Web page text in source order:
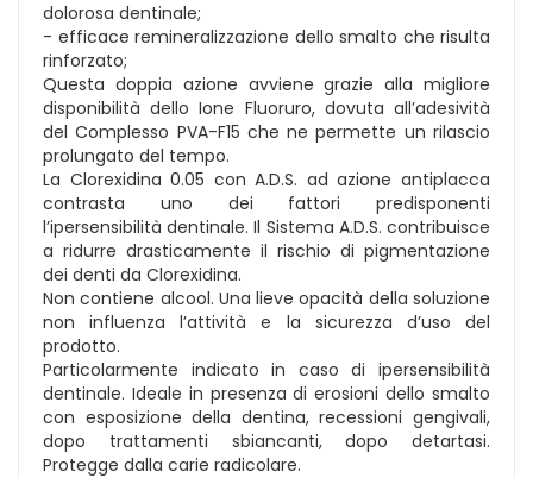
dolorosa dentinale;
- efficace remineralizzazione dello smalto che risulta
rinforzato;
Questa doppia azione avviene grazie alla migliore
disponibilità dello Ione Fluoruro, dovuta all’adesività
del Complesso PVA-F15 che ne permette un rilascio
prolungato del tempo.
La Clorexidina 0.05 con A.D.S. ad azione antiplacca
contrasta uno dei fattori predisponenti
l’ipersensibilità dentinale. Il Sistema A.D.S. contribuisce
a ridurre drasticamente il rischio di pigmentazione
dei denti da Clorexidina.
Non contiene alcool. Una lieve opacità della soluzione
non influenza l’attività e la sicurezza d’uso del
prodotto.
Particolarmente indicato in caso di ipersensibilità
dentinale. Ideale in presenza di erosioni dello smalto
con esposizione della dentina, recessioni gengivali,
dopo trattamenti sbiancanti, dopo detartasi.
Protegge dalla carie radicolare.